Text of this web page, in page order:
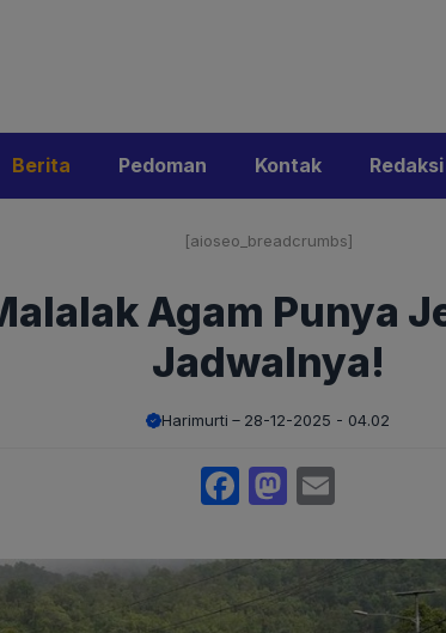
Berita Pedoman Kontak Redaksi
[aioseo_breadcrumbs]
Agam Punya
Jadwalnya!
Harimurti 28-12-2025 - 04.02
Facebook
Mastodon